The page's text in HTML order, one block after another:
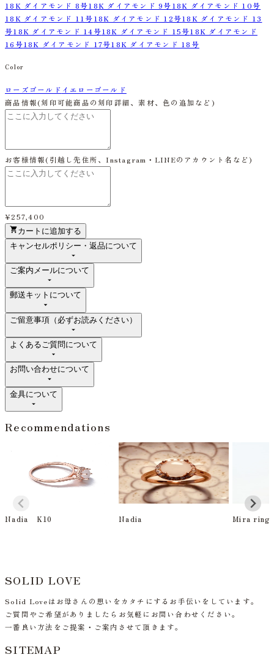
18K ダイアモンド 8号18K ダイアモンド 9号18K ダイアモンド 10号
18K ダイアモンド 11号18K ダイアモンド 12号18K ダイアモンド 13
号18K ダイアモンド 14号18K ダイアモンド 15号18K ダイアモンド
16号18K ダイアモンド 17号18K ダイアモンド 18号
Color
ローズゴールド イエローゴールド
商品情報(刻印可能商品の刻印詳細、素材、色の追加など)
お客様情報(引越し先住所、Instagram・LINEのアカウント名など)
¥257,400
カートに追加する
キャンセルポリシー・返品について
ご案内メールについて
郵送キットについて
ご留意事項（必ずお読みください）
よくあるご質問について
お問い合わせについて
金具について
Recommendations
Nadia K10 Nadia Mira ring
SOLID LOVE
Solid Loveはお母さんの思いをカタチにするお手伝いをしています。
ご質問やご希望がありましたらお気軽にお問い合わせください。
一番良い方法をご提案・ご案内させて頂きます。
SITEMAP